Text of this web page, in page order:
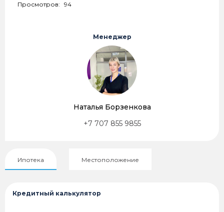
Просмотров: 94
Менеджер
Наталья Борзенкова
+7 707 855 9855
Ипотека Местоположение
Кредитный калькулятор